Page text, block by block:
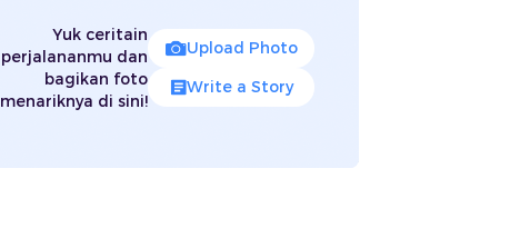
Yuk ceritain
perjalananmu dan
bagikan foto
menariknya di sini!
Upload Photo
Write a Story